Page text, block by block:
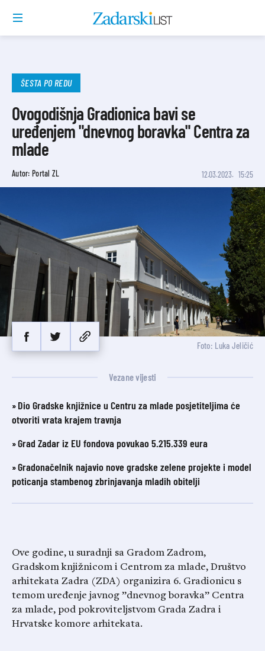
ŠESTA PO REDU
Ovogodišnja Gradionica bavi se
uređenjem "dnevnog boravka" Centra za
mlade
Autor: Portal ZL 12.03.2023. 15:25
Foto: Luka Jeličić
Vezane vijesti
Dio Gradske knjižnice u Centru za mlade posjetiteljima će
otvoriti vrata krajem travnja
Grad Zadar iz EU fondova povukao 5.215.339 eura
Gradonačelnik najavio nove gradske zelene projekte i model
poticanja stambenog zbrinjavanja mladih obitelji
Ove godine, u suradnji sa Gradom Zadrom,
Gradskom knjižnicom i Centrom za mlade, Društvo
arhitekata Zadra (ZDA) organizira 6. Gradionicu s
temom uređenje javnog ”dnevnog boravka” Centra
za mlade, pod pokroviteljstvom Grada Zadra i
Hrvatske komore arhitekata.